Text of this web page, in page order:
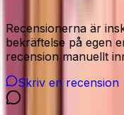
Recensionerna är
bekräftelse på egen
recension manuellt
Skriv en recension